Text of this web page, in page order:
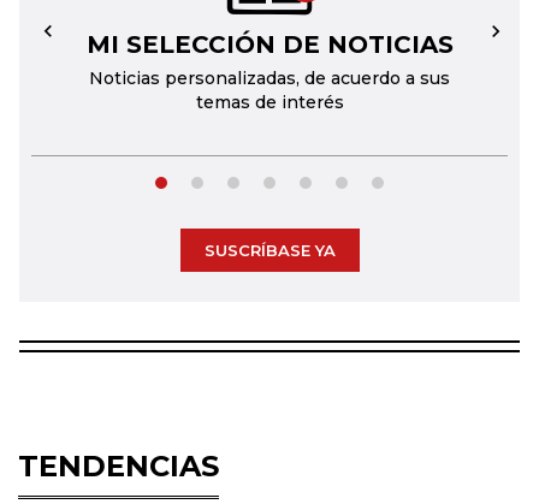
MI SELECCIÓN DE NOTICIAS
Noticias personalizadas, de acuerdo a sus
temas de interés
← →
SUSCRÍBASE YA
TENDENCIAS